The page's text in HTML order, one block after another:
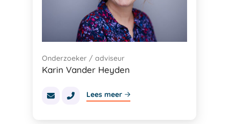
Karin Vander Heyden
Onderzoeker / adviseur
Lees meer